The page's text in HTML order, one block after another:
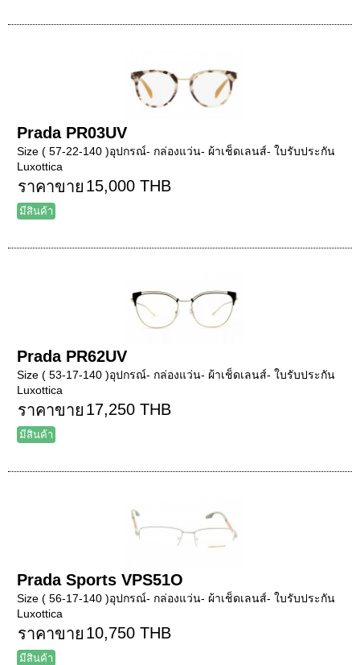
Prada PR03UV
Size ( 57-22-140 )อุปกรณ์- กล่องแว่น- ผ้าเช็ดเลนส์- ใบรับประกัน
Luxottica
ราคาขาย 15,000 THB
มีสินค้า
Prada PR62UV
Size ( 53-17-140 )อุปกรณ์- กล่องแว่น- ผ้าเช็ดเลนส์- ใบรับประกัน
Luxottica
ราคาขาย 17,250 THB
มีสินค้า
Prada Sports VPS51O
Size ( 56-17-140 )อุปกรณ์- กล่องแว่น- ผ้าเช็ดเลนส์- ใบรับประกัน
Luxottica
ราคาขาย 10,750 THB
มีสินค้า